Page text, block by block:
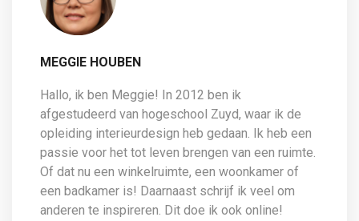
MEGGIE HOUBEN
Hallo, ik ben Meggie! In 2012 ben ik
afgestudeerd van hogeschool Zuyd, waar ik de
opleiding interieurdesign heb gedaan. Ik heb een
passie voor het tot leven brengen van een ruimte.
Of dat nu een winkelruimte, een woonkamer of
een badkamer is! Daarnaast schrijf ik veel om
anderen te inspireren. Dit doe ik ook online!